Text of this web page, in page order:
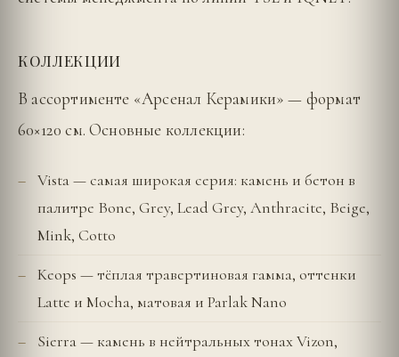
КОЛЛЕКЦИИ
В ассортименте «Арсенал Керамики» — формат
60×120 см. Основные коллекции:
Vista — самая широкая серия: камень и бетон в
палитре Bone, Grey, Lead Grey, Anthracite, Beige,
Mink, Cotto
Keops — тёплая травертиновая гамма, оттенки
Latte и Mocha, матовая и Parlak Nano
Sierra — камень в нейтральных тонах Vizon,